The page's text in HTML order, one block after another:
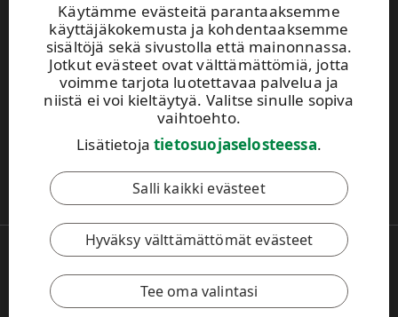
Käytämme evästeitä parantaaksemme
käyttäjäkokemusta ja kohdentaaksemme
sisältöjä sekä sivustolla että mainonnassa.
Jotkut evästeet ovat välttämättömiä, jotta
voimme tarjota luotettavaa palvelua ja
niistä ei voi kieltäytyä. Valitse sinulle sopiva
vaihtoehto.
Lisätietojatietosuojaselosteessa.
Salli kaikki evästeet
Hyväksy välttämättömät evästeet
Tee oma valintasi
UPM Biopolttoaineet
Alvar Aallon katu 1
PL 380
00100 Helsinki
Puh. 02041 5111
Faksi 02041 5110
Tämä sivusto on suojattu reCAPTCHA-palvelun avulla.
Tietosuoja
käyttöehdot .
Copyright © 2026 UPM
Käyttöehdot
Tietosuojakäytäntö